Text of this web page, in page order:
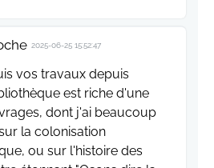
2025-06-25 15:52:47
vos travaux depuis
est riche d'une
dont j'ai beaucoup
la colonisation
ou sur l'histoire des